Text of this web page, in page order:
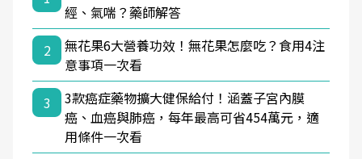
經、氣喘？藥師解答
2
無花果6大營養功效！無花果怎麼吃？食用4注
意事項一次看
3
3款癌症藥物擴大健保給付！涵蓋子宮內膜
癌、血癌與肺癌，每年最高可省454萬元，適
用條件一次看